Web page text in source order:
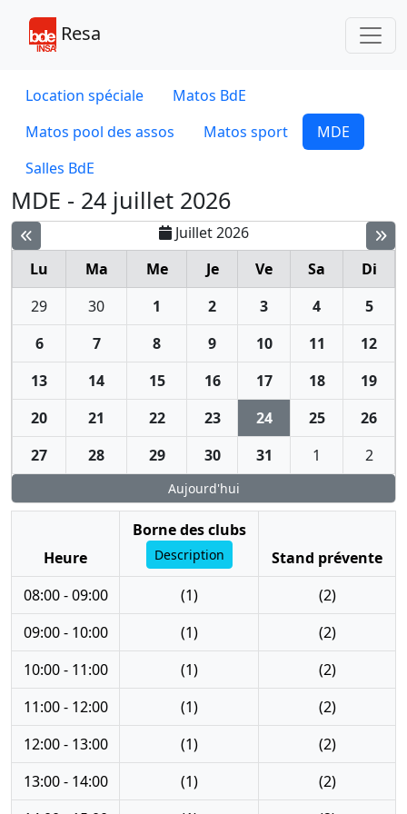
Resa
Location spéciale
Matos BdE
Matos pool des assos
Matos sport
MDE
Salles BdE
MDE - 24 juillet 2026
Juillet 2026
Lu
Ma Me Je Ve Sa
Di
29
30 1 2 3 4
5
6
7 8 9 10 11
12
13
14 15 16 17 18
19
20
21 22 23 24 25
26
27
28 29 30 31 1 2
Aujourd'hui
Heure
Borne des clubs
Description
Stand prévente
08:00 - 09:00
(1)
(2)
09:00 - 10:00
(1)
(2)
10:00 - 11:00
(1)
(2)
11:00 - 12:00
(1)
(2)
12:00 - 13:00
(1)
(2)
13:00 - 14:00
(1)
(2)